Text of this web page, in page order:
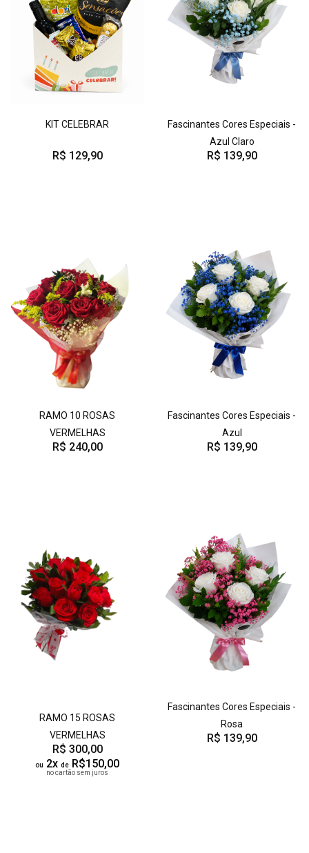
KIT CELEBRAR
R$ 129,90
Fascinantes Cores Especiais -
Azul Claro
R$ 139,90
RAMO 10 ROSAS
VERMELHAS
R$ 240,00
Fascinantes Cores Especiais -
Azul
R$ 139,90
RAMO 15 ROSAS
VERMELHAS
R$ 300,00
ou 2x de R$150,00
no cartão sem juros
Fascinantes Cores Especiais -
Rosa
R$ 139,90